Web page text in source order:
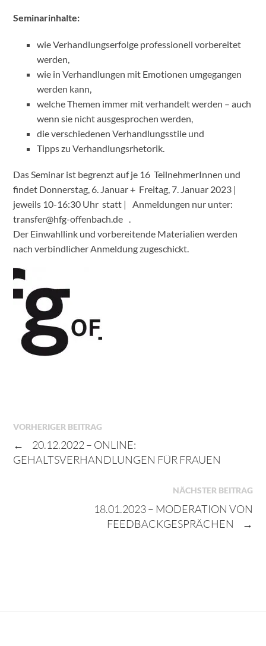
Seminarinhalte:
wie Verhandlungserfolge professionell vorbereitet
werden,
wie in Verhandlungen mit Emotionen umgegangen
werden kann,
welche Themen immer mit verhandelt werden – auch
wenn sie nicht ausgesprochen werden,
die verschiedenen Verhandlungsstile und
Tipps zu Verhandlungsrhetorik.
Das Seminar ist begrenzt auf je 16 TeilnehmerInnen und
findet Donnerstag, 6. Januar + Freitag, 7. Januar 2023 |
jeweils 10-16:30 Uhr statt | Anmeldungen nur unter:
transfer@hfg-offenbach.de .
Der Einwahllink und vorbereitende Materialien werden
nach verbindlicher Anmeldung zugeschickt.
VORHERIGER BEITRAG
←
20.12.2022 – ONLINE:
GEHALTSVERHANDLUNGEN FÜR FRAUEN
NÄCHSTER BEITRAG
18.01.2023 – MODERATION VON
FEEDBACKGESPRÄCHEN
→